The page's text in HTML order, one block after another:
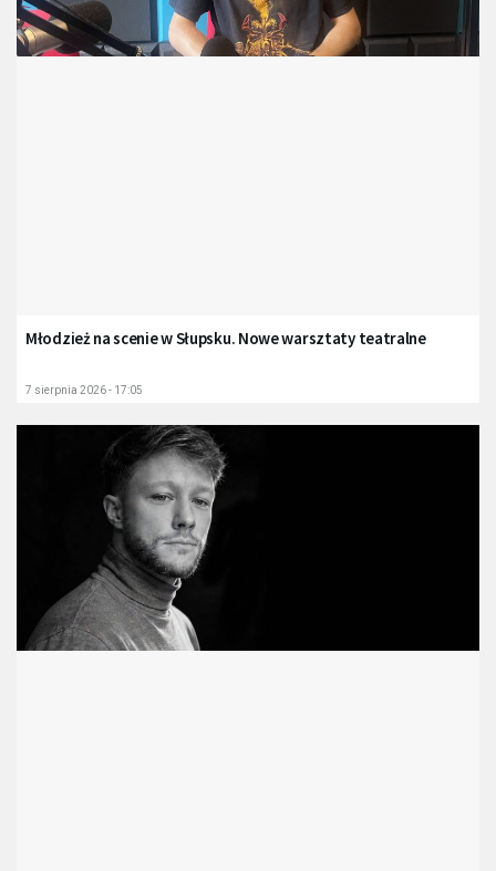
Młodzież na scenie w Słupsku. Nowe warsztaty teatralne
7 sierpnia 2026 - 17:05